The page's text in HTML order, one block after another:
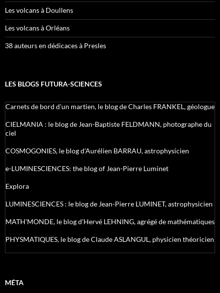
Les volcans à Doullens
Les volcans à Orléans
38 auteurs en dédicaces à Presles
LES BLOGS FUTURA-SCIENCES
Carnets de bord d’un martien, le blog de Charles FRANKEL, géologue
CIELMANIA : le blog de Jean-Baptiste FELDMANN, photographe du
ciel
COSMOGONIES, le blog d'Aurélien BARRAU, astrophysicien
e-LUMINESCIENCES: the blog of Jean-Pierre Luminet
Explora
LUMINESCIENCES : le blog de Jean-Pierre LUMINET, astrophysicien
MATH'MONDE, le blog d'Hervé LEHNING, agrégé de mathématiques
PHYSMATIQUES, le blog de Claude ASLANGUL, physicien théoricien
MÉTA